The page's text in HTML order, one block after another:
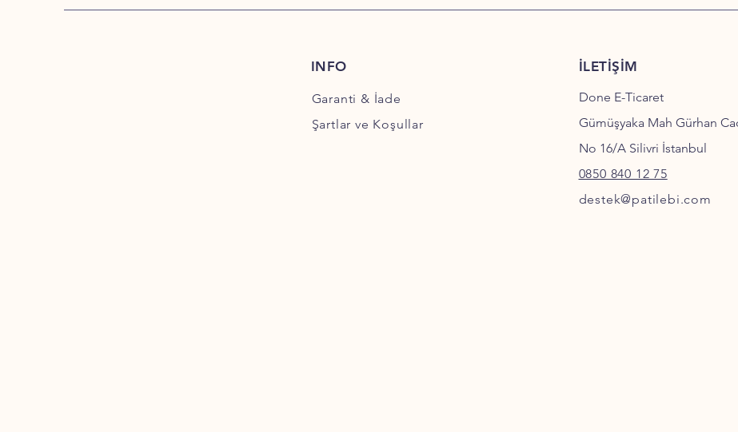
INFO
Garanti & İade
Şartlar ve Koşullar
İLETİŞİM
Done E-Ticaret
Gümüşyaka Mah Gürhan
No 16/A Silivri İstanbul
0850 840 12 75
destek@patilebi.com